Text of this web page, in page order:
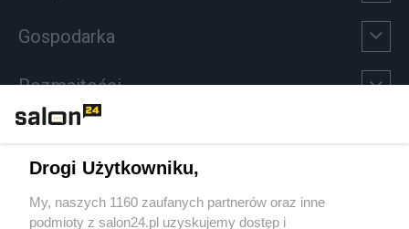
Gospodarka
Rozmaitości
Sport
Drogi Użytkowniku,
My, naszych 1160 zaufanych partnerów oraz inne
podmioty z salon24.pl uzyskujemy dostęp i